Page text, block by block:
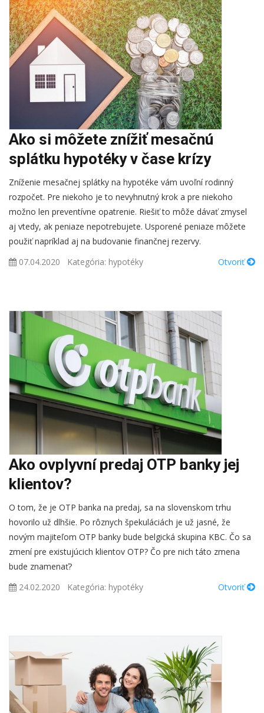
Ako si môžete znížiť mesačnú
splátku hypotéky v čase krízy
Zníženie mesačnej splátky na hypotéke vám uvoľní rodinný
rozpočet. Pre niekoho je to nevyhnutný krok a pre niekoho
možno len preventívne opatrenie. Riešiť to môže dávať zmysel
aj vtedy, ak peniaze nepotrebujete. Usporené peniaze môžete
použiť napríklad aj na budovanie finančnej rezervy.
07.04.2020
Kategória: hypotéky Otvoriť
Ako ovplyvní predaj OTP banky jej
klientov?
O tom, že je OTP banka na predaj, sa na slovenskom trhu
hovorilo už dlhšie. Po rôznych špekuláciách je už jasné, že
novým majiteľom OTP banky bude belgická skupina KBC. Čo sa
zmení pre existujúcich klientov OTP? Čo pre nich táto zmena
bude znamenať?
24.02.2020
Kategória: hypotéky Otvoriť